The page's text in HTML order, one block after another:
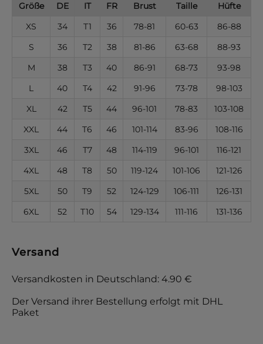
Größe DE IT FR Brust Taille
Hüfte
XS
34 T1 36 78-81 60-63
86-88
S
36 T2 38 81-86 63-68
88-93
M
38 T3 40 86-91 68-73
93-98
L
40 T4 42 91-96 73-78
98-103
XL
42 T5 44 96-101 78-83
103-108
XXL
44 T6 46 101-114 83-96
108-116
3XL
46 T7 48 114-119 96-101
116-121
4XL
48 T8 50 119-124 101-106
121-126
5XL
50 T9 52 124-129 106-111
126-131
6XL
52 T10 54 129-134 111-116 131-136
Versand
Versandkosten in Deutschland: 4.90 €
Der Versand ihrer Bestellung erfolgt mit DHL
Paket